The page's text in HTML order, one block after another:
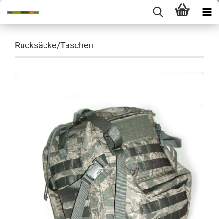
Rucksäcke/Taschen